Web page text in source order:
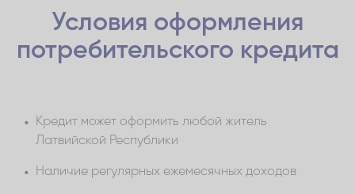
после оформления кредитного договора.
Если счет в другом банке, запрошенную сумму
получишь на свой счет в течение 3 рабочих
дней после оформления кредитного договора.
срока действия договора.
Условия оформления
потребительского кредита
Кредит может оформить любой житель
Латвийской Республики
Наличие регулярных ежемесячных доходов